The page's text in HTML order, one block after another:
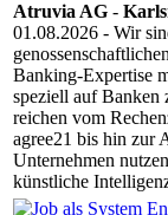
Atruvia AG -
01.08.2026 - Wir
Banking-Expertise
speziell auf Banken
reichen vom
agree21 bis hin zur
Unternehmen
künstliche